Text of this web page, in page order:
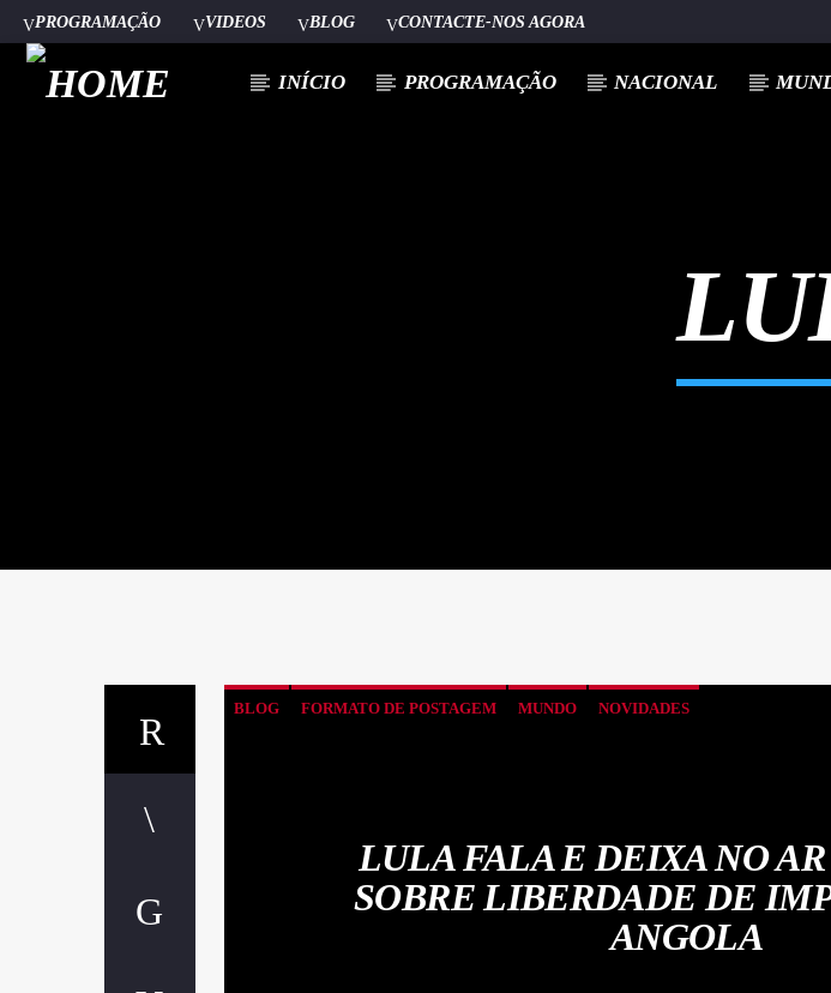
PROGRAMAÇÃO VIDEOS BLOG CONTACTE-NOS AGORA
INÍCIO PROGRAMAÇÃO NACIONAL
BLOG FORMATO DE POSTAGEM MUNDO NOVIDADES
LULA FALA E DEIXA NO
SOBRE LIBERDADE DE
ANGOLA